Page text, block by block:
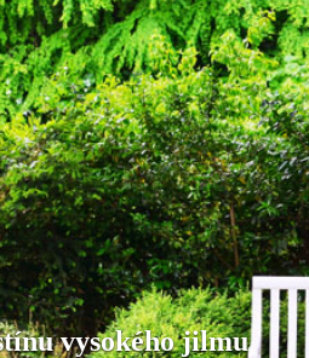
vysokého jilmu